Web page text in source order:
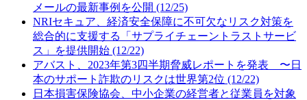
メールの最新事例を公開 (12/25)
NRIセキュア、経済安全保障に不可欠なリスク対策を
総合的に支援する「サプライチェーントラストサービ
ス」を提供開始 (12/22)
アバスト、2023年第3四半期脅威レポートを発表 〜日
本のサポート詐欺のリスクは世界第2位 (12/22)
日本損害保険協会、中小企業の経営者と従業員を対象